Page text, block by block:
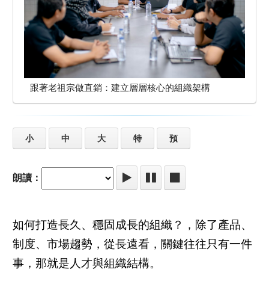
跟著老祖宗做直銷：建立層層核心的組織架構
小 中 大 特 預
朗讀：
如何打造長久、穩固成長的組織？，除了產品、
制度、市場趨勢，從長遠看，關鍵往往只有一件
事，那就是人才與組織結構。